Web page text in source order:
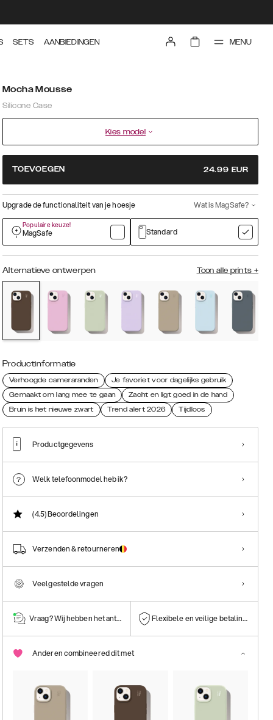
SETS AANBIEDINGEN MENU
Mocha Mousse
Silicone Case
Kies model
TOEVOEGEN 24.99 EUR
Upgrade de functionaliteit van je hoesje Wat is MagSafe?
Populaire keuze!
MagSafe Standard
Alternatieve ontwerpen Toon alle prints +
Productinformatie
Verhoogde cameraranden
Je favoriet voor dagelijks gebruik
Gemaakt om lang mee te gaan
Zacht en ligt goed in de hand
Bruin is het nieuwe zwart
Trend alert 2026 Tijdloos
Productgegevens
Welk telefoonmodel heb ik?
(4.5)Beoordelingen
Verzenden & retourneren
Veelgestelde vragen
Vraag? Wij hebben het antwoord! Flexibele en veilige betalingen
Anderen combineered dit met